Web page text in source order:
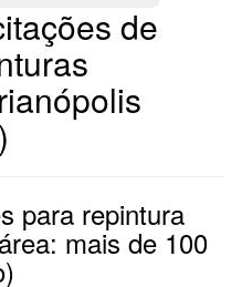
de
para repintura
mais de 100